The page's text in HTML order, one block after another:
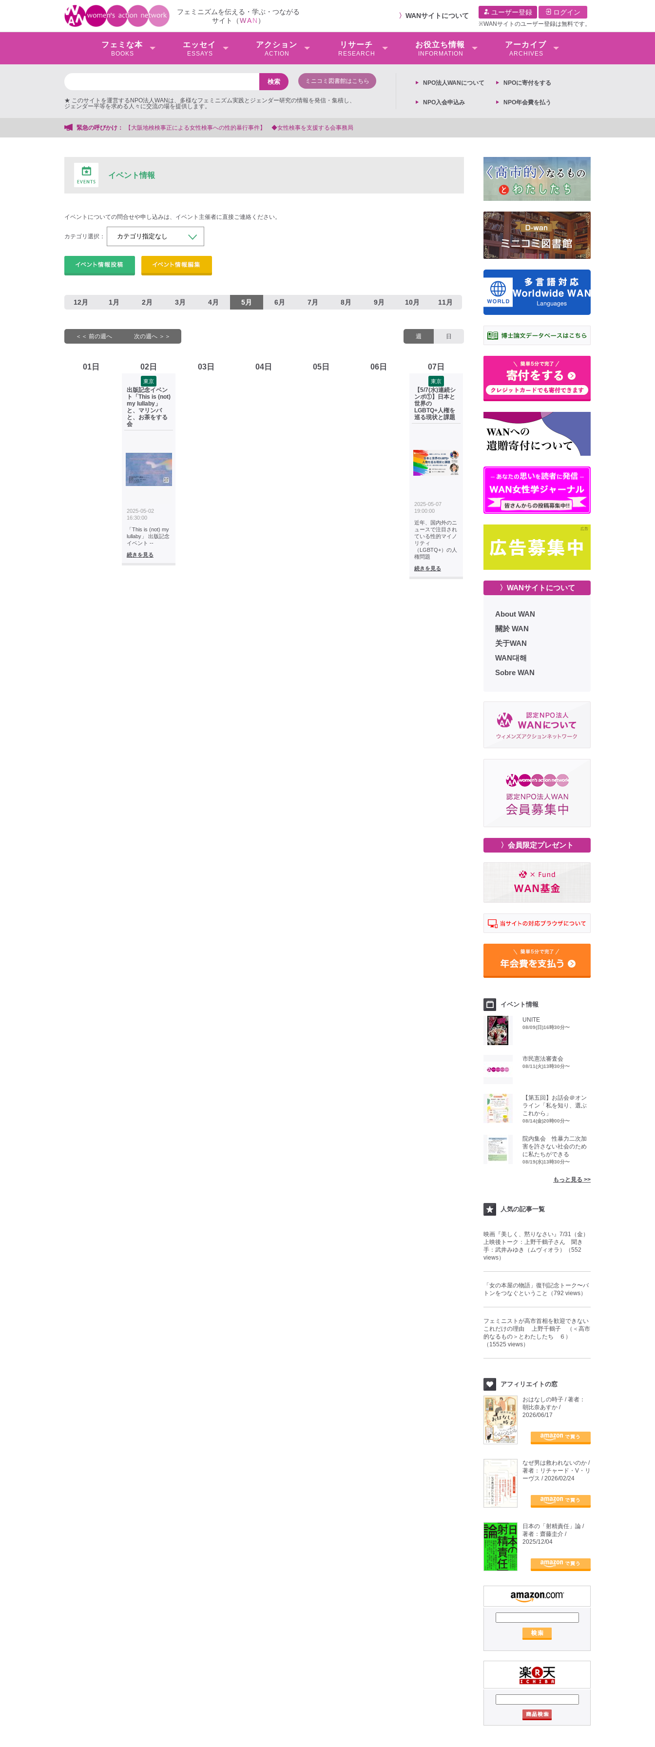
フェミニズムを伝える・学ぶ・つながる
サイト（WAN ）
〉 WANサイトについて ユーザー登録 ログイン
※WANサイトのユーザー登録は無料です。
フェミな本
BOOKS
エッセイ
ESSAYS
アクション
ACTION
リサーチ
RESEARCH
お役⽴ち情報
INFORMATION
アーカイブ
ARCHIVES
ミニコミ図書館はこちら
★ このサイトを運営するNPO法人WANは、多様なフェミニズム実践とジェンダー研究の情報を発信・集積し、
ジェンダー平等を求める人々に交流の場を提供します。
NPO法⼈WANについて NPOに寄付をする
NPO入会申込み NPO年会費を払う
緊急の呼びかけ：
【大阪地検検事正による女性検事への性的暴行事件】 ◆女性検事を支援する会事務局
イベント情報
イベントについての問合せや申し込みは、イベント主催者に直接ご連絡ください。
カテゴリ選択：
12月 1月 2月 3月 4月 5月 6月 7月 8月 9月 10月 11月
＜＜ 前の週へ 次の週へ ＞＞ 週 日
01日 02日
東京
出版記念イベン
ト「This is (not)
my lullaby」
と、マリンバ
と、お茶をする
会
2025-05-02
16:30:00
「This is (not) my
lullaby」 出版記念
イベント --
続きを見る
03日 04日 05日 06日 07日
東京
【5/7(水)連続シ
ンポ①】⽇本と
世界の
LGBTQ+⼈権を
巡る現状と課題
2025-05-07
19:00:00
近年、国内外のニ
ュースで注目され
ている性的マイノ
リティ
（LGBTQ+）の人
権問題
続きを見る
〉WANサイトについて
About WAN
關於 WAN
关于WAN
WAN대해
Sobre WAN
〉会員限定プレゼント
イベント情報
UNITE
08/09(日)16時30分〜
市民憲法審査会
08/11(火)13時30分〜
【第五回】お話会＠オン
ライン「私を知り、選ぶ
これから」
08/14(金)20時00分〜
院内集会 性暴力二次加
害を許さない社会のため
に私たちができる
08/19(水)13時30分〜
もっと見る >>
人気の記事一覧
映画『美しく、黙りなさい』7/31（金）
上映後トーク：上野千鶴子さん 聞き
手：武井みゆき（ムヴィオラ）（552
views）
「女の本屋の物語」復刊記念トーク〜バ
トンをつなぐということ（792 views）
フェミニストが高市首相を歓迎できない
これだけの理由 上野千鶴子 （＜高市
的なるもの＞とわたしたち ６）
（15525 views）
アフィリエイトの窓
おはなしの時子 / 著者：
朝比奈あすか /
2026/06/17
なぜ男は救われないのか /
著者：リチャード・V・リ
ーヴス / 2026/02/24
日本の「射精責任」論 /
著者：齋藤圭介 /
2025/12/04